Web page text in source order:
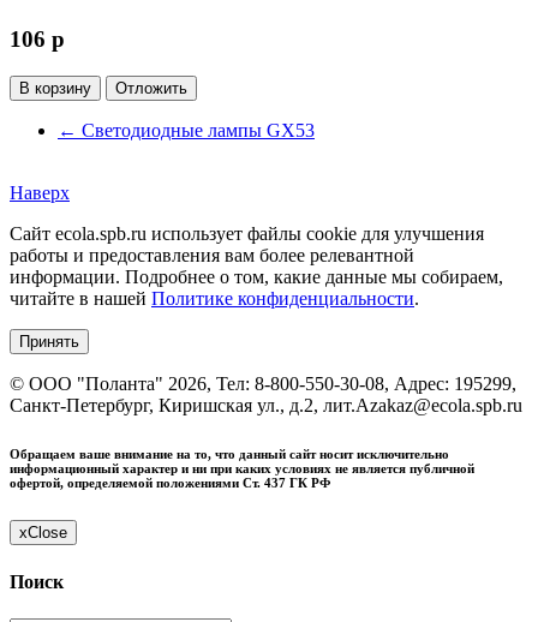
106 p
В корзину Отложить
← Светодиодные лампы GX53
Наверх
Сайт ecola.spb.ru использует файлы cookie для улучшения
работы и предоставления вам более релевантной
информации. Подробнее о том, какие данные мы собираем,
читайте в нашей Политике конфиденциальности.
Принять
© ООО "Поланта" 2026, Тел: 8-800-550-30-08, Адрес: 195299,
Санкт-Петербург, Киришская ул., д.2, лит.Аzakaz@ecola.spb.ru
Обращаем ваше внимание на то, что данный сайт носит исключительно
информационный характер и ни при каких условиях не является публичной
офертой, определяемой положениями Ст. 437 ГК РФ
xClose
Поиск